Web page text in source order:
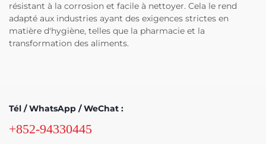
résistant à la corrosion et facile à nettoyer. Cela le rend
adapté aux industries ayant des exigences strictes en
matière d'hygiène, telles que la pharmacie et la
transformation des aliments.
Tél / WhatsApp / WeChat :
+852-94330445